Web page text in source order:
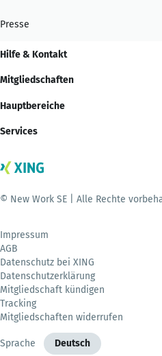
Presse
Hilfe & Kontakt
Mitgliedschaften
Hauptbereiche
Services
© New Work SE | Alle Rechte
Impressum
AGB
Datenschutz bei XING
Datenschutzerklärung
Mitgliedschaft kündigen
Tracking
Mitgliedschaften widerrufen
Sprache Deutsch